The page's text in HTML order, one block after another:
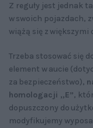
Z reguły jest jednak
w swoich pojazdach,
wiążą się z
Trzeba stosować się
element w aucie
za bezpieczeństwo),
homologacji „E”,
dopuszczony do
modyfikujemy